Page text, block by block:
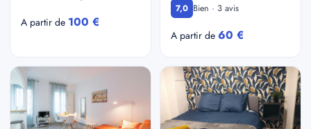
A partir de 100 €
7,0 Bien · 3 avis
A partir de 60 €